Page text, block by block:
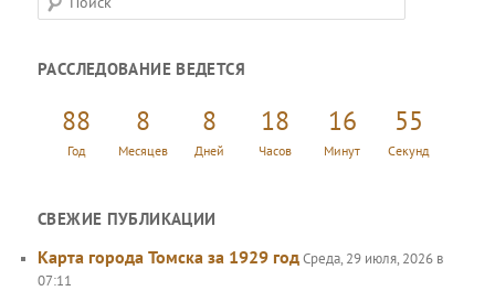
о
с
РАССЛЕДОВАНИЕ ВЕДЕТСЯ
88
Год
8
Месяцев
8
Дней
18
Часов
16
Минут
55
Секунд
СВЕЖИЕ ПУБЛИКАЦИИ
Карта города Томска за 1929 годСреда, 29 июля, 2026 в
07:11